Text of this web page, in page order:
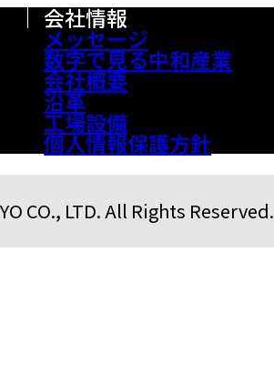
会社情報
メッセージ
数字で見る中和産業
会社概要
沿革
工場設備
個人情報保護方針
CO., LTD. All Rights Reserved.